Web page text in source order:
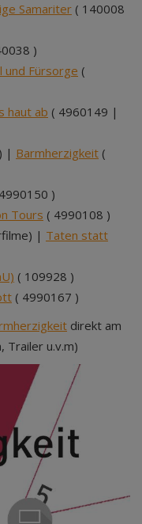
Samariter ( 140008
)
und Fürsorge (
haut ab ( 4960149 |
| Barmherzigkeit (
)
Tours ( 4990108 )
| Taten statt
( 109928 )
( 4990167 )
direkt am
Trailer u.v.m)